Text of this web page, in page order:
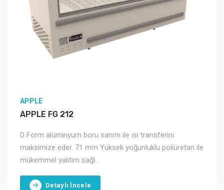
APPLE
APPLE FG 212
D Form alüminyum boru sarımı ile ısı transferini
maksimize eder. 71 mm Yüksek yoğunluklu poliüretan ile
mükemmel yalıtım sağl..
Detaylı İncele